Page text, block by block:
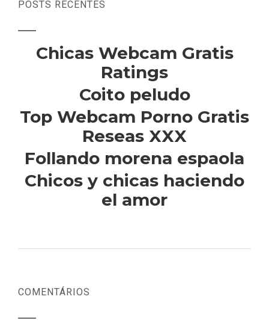
POSTS RECENTES
Chicas Webcam Gratis
Ratings
Coito peludo
Top Webcam Porno Gratis
Reseas XXX
Follando morena espaola
Chicos y chicas haciendo
el amor
COMENTÁRIOS